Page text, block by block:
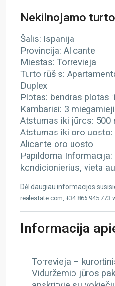
Nekilnojamo
Šalis: Ispanija
Provincija: Alicante
Miestas: Torrevieja
Turto rūšis:
Duplex
Plotas: bendras plotas
Kambariai: 3
Atstumas iki jūros: 500
Atstumas iki oro uosto:
Alicante oro uosto
Papildoma
kondicionierius, vieta
Dėl daugiau informacijos
realestate.com, +34 865 945 773
Informacija
Torrevieja –
Viduržemio jūros